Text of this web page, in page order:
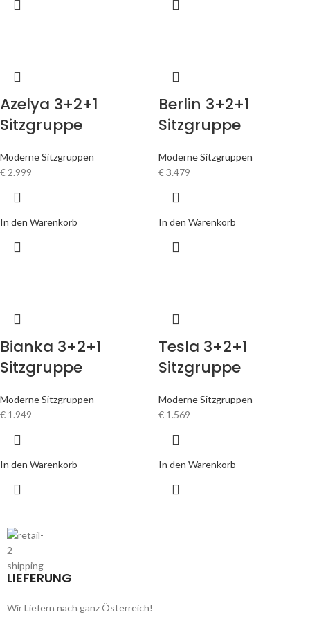
Azelya 3+2+1
Sitzgruppe
Moderne Sitzgruppen
€2.999
In den Warenkorb
Berlin 3+2+1
Sitzgruppe
Moderne Sitzgruppen
€3.479
In den Warenkorb
Bianka 3+2+1
Sitzgruppe
Moderne Sitzgruppen
€ 1.949
In den Warenkorb
Tesla 3+2+1
Sitzgruppe
Moderne Sitzgruppen
€ 1.569
In den Warenkorb
LIEFERUNG
Wir Liefern nach ganz Österreich!